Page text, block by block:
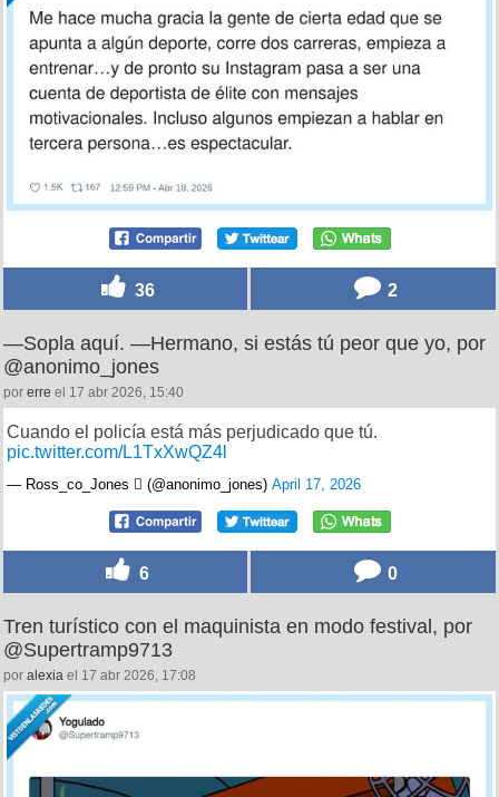
36 2
—Sopla aquí. —Hermano, si estás tú peor que yo, por
@anonimo_jones
por erre el 17 abr 2026, 15:40
Cuando el policía está más perjudicado que tú.
pic.twitter.com/L1TxXwQZ4l
— Ross_co_Jones  (@anonimo_jones) April 17, 2026
6 0
Tren turístico con el maquinista en modo festival, por
@Supertramp9713
por alexia el 17 abr 2026, 17:08